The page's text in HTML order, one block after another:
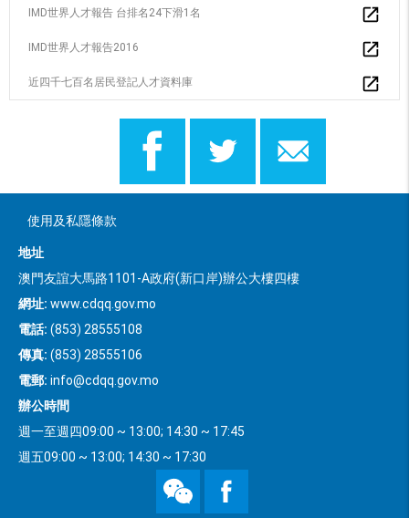
IMD世界人才報告 台排名24下滑1名
IMD世界人才報告2016
近四千七百名居民登記人才資料庫
使用及私隱條款
地址
澳門友誼大馬路1101-A政府(新口岸)辦公大樓四樓
網址: www.cdqq.gov.mo
電話: (853) 28555108
傳真: (853) 28555106
電郵: info@cdqq.gov.mo
辦公時間
週一至週四09:00 ~ 13:00; 14:30 ~ 17:45
週五09:00 ~ 13:00; 14:30 ~ 17:30